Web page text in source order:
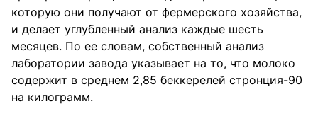
которую они получают от фермерского хозяйства,
и делает углубленный анализ каждые шесть
месяцев. По ее словам, собственный анализ
лаборатории завода указывает на то, что молоко
содержит в среднем 2,85 беккерелей стронция-90
на килограмм.